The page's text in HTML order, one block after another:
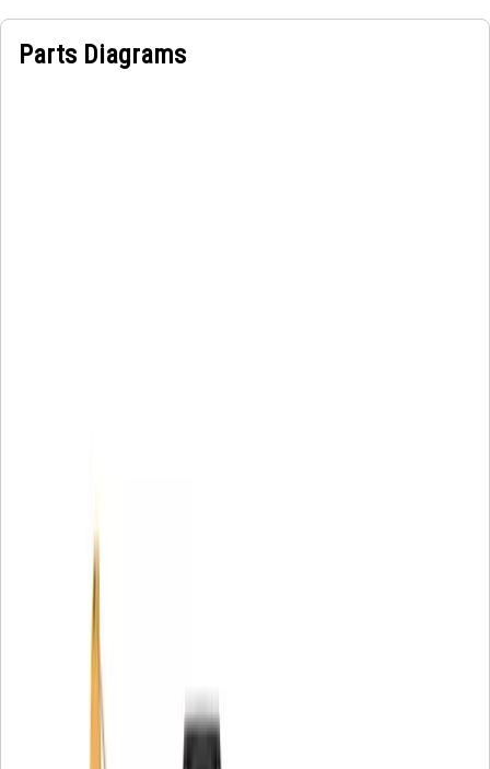
Parts Diagrams